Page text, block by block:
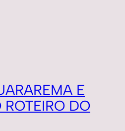
E
ROTEIRO DO